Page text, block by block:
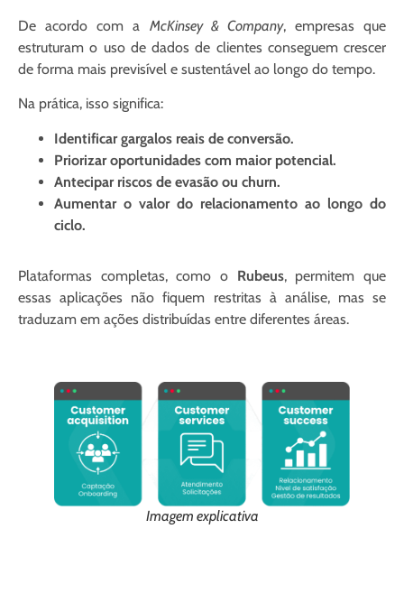
De acordo com a McKinsey & Company, empresas que
estruturam o uso de dados de clientes conseguem crescer
de forma mais previsível e sustentável ao longo do tempo.
Na prática, isso significa:
Identificar gargalos reais de conversão.
Priorizar oportunidades com maior potencial.
Antecipar riscos de evasão ou churn.
Aumentar o valor do relacionamento ao longo do
ciclo.
Plataformas completas, como o Rubeus, permitem que
essas aplicações não fiquem restritas à análise, mas se
traduzam em ações distribuídas entre diferentes áreas.
Imagem explicativa